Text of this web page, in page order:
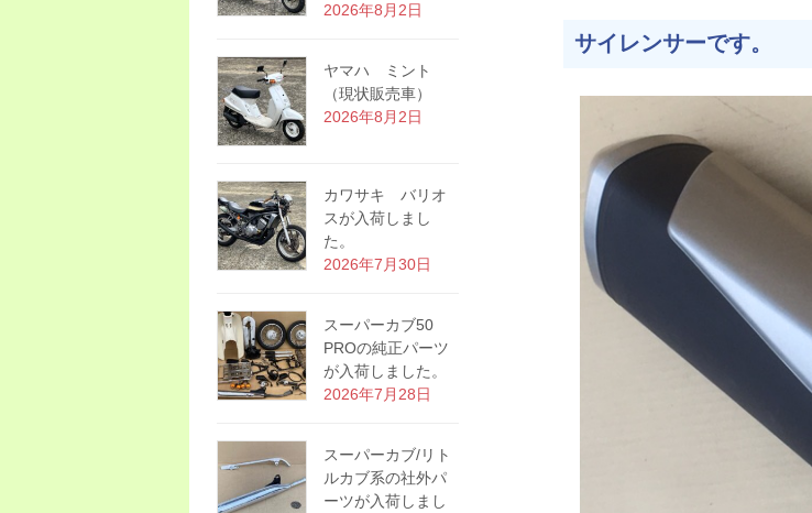
サイレンサーです。
2026年8月2日
ヤマハ ミント
（現状販売車）
2026年8月2日
カワサキ バリオ
スが入荷しまし
た。
2026年7月30日
スーパーカブ50
PROの純正パーツ
が入荷しました。
2026年7月28日
スーパーカブ/リト
ルカブ系の社外パ
ーツが入荷しまし